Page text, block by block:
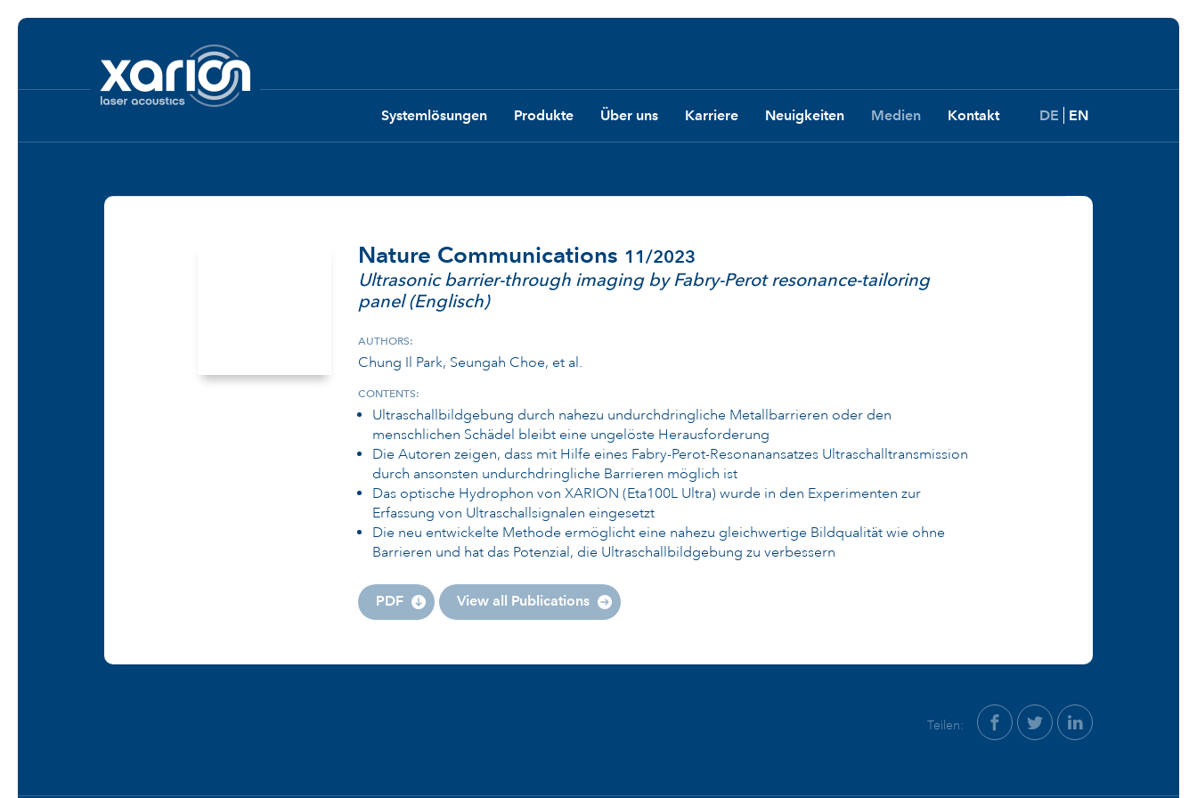
Systemlösungen Produkte Über uns Karriere Neuigkeiten Medien Kontakt DE EN
Nature Communications 11/2023
Ultrasonic barrier-through imaging by Fabry-Perot resonance-tailoring
panel (Englisch)
AUTHORS:
Chung Il Park, Seungah Choe, et al.
CONTENTS:
Ultraschallbildgebung durch nahezu undurchdringliche Metallbarrieren oder den
menschlichen Schädel bleibt eine ungelöste Herausforderung
Die Autoren zeigen, dass mit Hilfe eines Fabry-Perot-Resonanansatzes Ultraschalltransmission
durch ansonsten undurchdringliche Barrieren möglich ist
Das optische Hydrophon von XARION (Eta100L Ultra) wurde in den Experimenten zur
Erfassung von Ultraschallsignalen eingesetzt
Die neu entwickelte Methode ermöglicht eine nahezu gleichwertige Bildqualität wie ohne
Barrieren und hat das Potenzial, die Ultraschallbildgebung zu verbessern
PDF View all Publications
Teilen: